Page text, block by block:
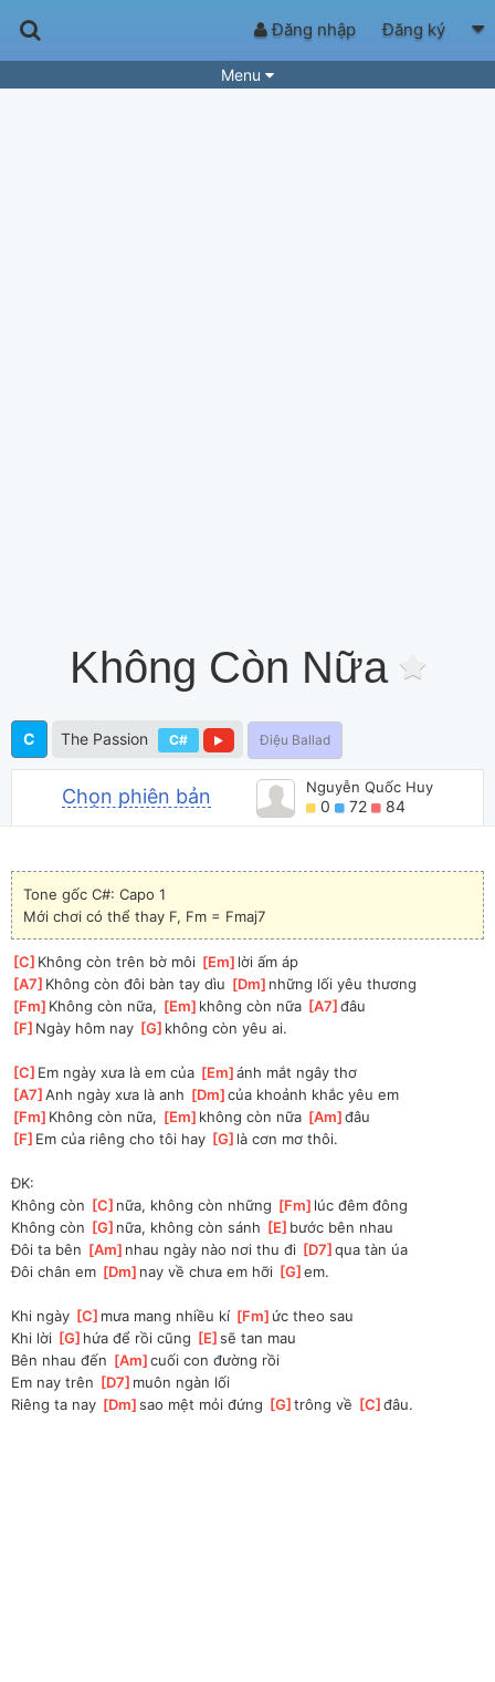
Đăng nhập Đăng ký
Menu
Không Còn Nữa
C The Passion C# Điệu Ballad
Chọn phiên bản Nguyễn Quốc Huy
0 72 84
Tone gốc C#: Capo 1
Mới chơi có thể thay F, Fm = Fmaj7
[C ]Không còn trên bờ môi [Em ]lời ấm áp
[A7 ]Không còn đôi bàn tay dìu [Dm ]những lối yêu thương
[Fm ]Không còn nữa, [Em ]không còn nữa [A7 ]
đâu
[F ]Ngày hôm nay [G ]không còn yêu ai.
[C ]Em ngày xưa là em của [Em ]
ánh mắt ngây thơ
[A7 ]
Anh ngày xưa là anh [Dm ]
của khoảnh khắc yêu em
[Fm ]Không còn nữa, [Em ]không còn nữa [Am ]
đâu
[F ]Em của riêng cho tôi hay [G ]là cơn mơ thôi.
ĐK:
Không còn [C ]nữa, không còn những [Fm ]lúc đêm đông
Không còn [G ]nữa, không còn sánh [E ]bước bên nhau
Đôi ta bên [Am ]nhau ngày nào nơi thu đi [D7 ]
qua tàn úa
Đôi chân em [Dm ]nay về chưa em hỡi [G ]
em.
Khi ngày [C ]mưa mang nhiều kí [Fm ]ức theo sau
Khi lời [G ]hứa để rồi cũng [E ]
sẽ tan mau
Bên nhau đến [Am ]
cuối con đường rồi
Em nay trên [D7 ]muôn ngàn lối
Riêng ta nay [Dm ]
sao mệt mỏi đứng [G ]trông về [C ]
đâu.